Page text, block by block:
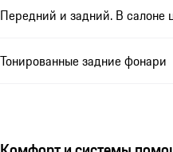
Передний и задний. В салоне
Тонированные задние фонари